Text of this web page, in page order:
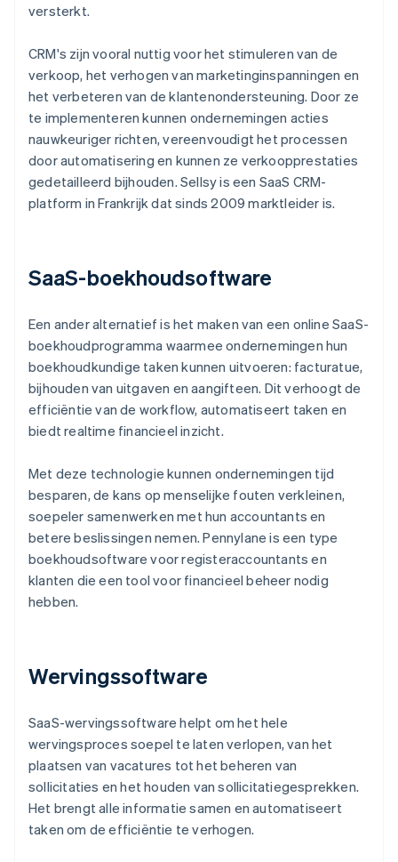
versterkt.
CRM's zijn vooral nuttig voor het stimuleren van de
verkoop, het verhogen van marketinginspanningen en
het verbeteren van de klantenondersteuning. Door ze
te implementeren kunnen ondernemingen acties
nauwkeuriger richten, vereenvoudigt het processen
door automatisering en kunnen ze verkoopprestaties
gedetailleerd bijhouden. Sellsy is een SaaS CRM-
platform in Frankrijk dat sinds 2009 marktleider is.
SaaS-boekhoudsoftware
Een ander alternatief is het maken van een online SaaS-
boekhoudprogramma waarmee ondernemingen hun
boekhoudkundige taken kunnen uitvoeren: facturatue,
bijhouden van uitgaven en aangifteen. Dit verhoogt de
efficiëntie van de workflow, automatiseert taken en
biedt realtime financieel inzicht.
Met deze technologie kunnen ondernemingen tijd
besparen, de kans op menselijke fouten verkleinen,
soepeler samenwerken met hun accountants en
betere beslissingen nemen. Pennylane is een type
boekhoudsoftware voor registeraccountants en
klanten die een tool voor financieel beheer nodig
hebben.
Wervingssoftware
SaaS-wervingssoftware helpt om het hele
wervingsproces soepel te laten verlopen, van het
plaatsen van vacatures tot het beheren van
sollicitaties en het houden van sollicitatiegesprekken.
Het brengt alle informatie samen en automatiseert
taken om de efficiëntie te verhogen.